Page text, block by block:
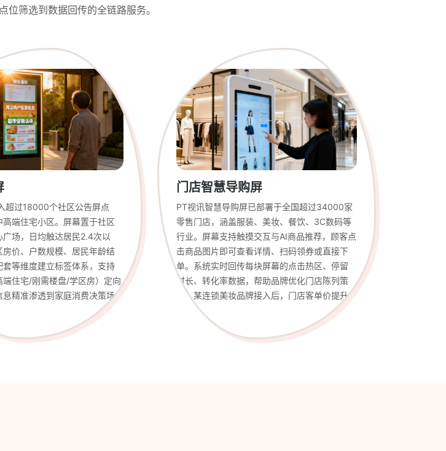
位筛选到数据回传的全链路服务。
超过18000个社区公告屏点
高端住宅小区。屏幕置于社区
广场，日均触达居民2.4次以
房价、户数规模、居民年龄结
套等维度建立标签体系，支持
端住宅/刚需楼盘/学区房）定向
息精准渗透到家庭消费决策场
门店智慧导购屏
PT视讯智慧导购屏已部署于全国超过34000家
零售门店，涵盖服装、美妆、餐饮、3C数码等
行业。屏幕支持触摸交互与AI商品推荐，顾客点
击商品图片即可查看详情、扫码领券或直接下
单。系统实时回传每块屏幕的点击热区、停留
时长、转化率数据，帮助品牌优化门店陈列策
略。某连锁美妆品牌接入后，门店客单价提升
22%。